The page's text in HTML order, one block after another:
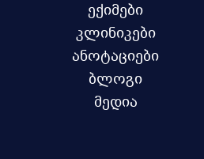
ექიმები
კლინიკები
ანოტაციები
ბლოგი
მედია